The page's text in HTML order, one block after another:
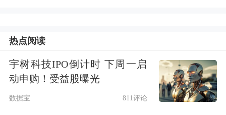
热点阅读
宇树科技IPO倒计时 下周一启
动申购！受益股曝光
数据宝 811评论